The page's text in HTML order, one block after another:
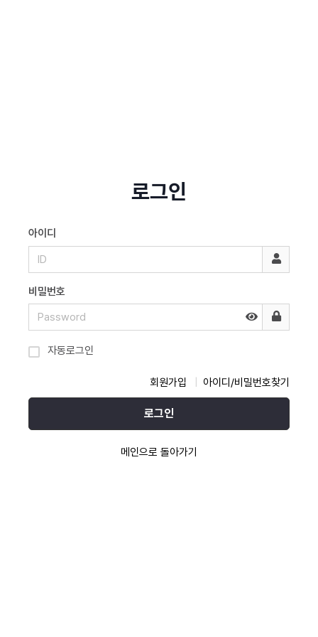
로그인
아이디
비밀번호
자동로그인
회원가입 아이디/비밀번호찾기
로그인
메인으로 돌아가기